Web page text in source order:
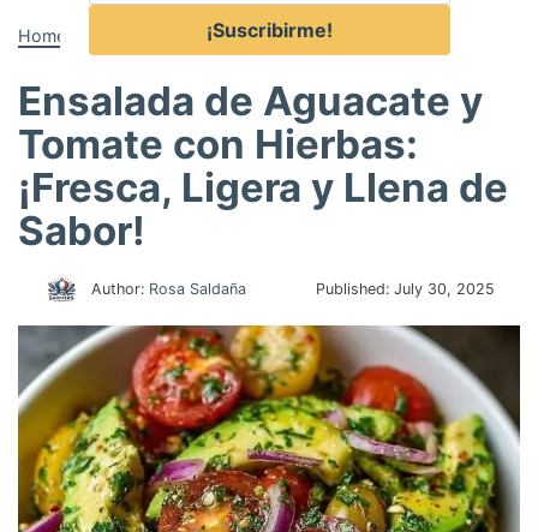
Home
Ensalada de Aguacate y
Tomate con Hierbas:
¡Fresca, Ligera y Llena de
Sabor!
Author: Rosa Saldaña Published: July 30, 2025
¡Suscribirme!